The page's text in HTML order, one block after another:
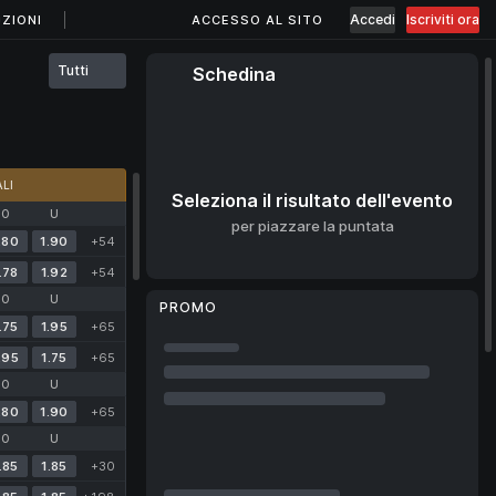
ACCESSO AL SITO Accedi Iscriviti ora
Tutti
O U
1.90
+54
1.92 +54
O U
1.95
+65
1.75 +65
O U
1.90 +65
O U
1.85
+30
Schedina
Seleziona il risultato dell'evento
per piazzare la puntata
PROMO